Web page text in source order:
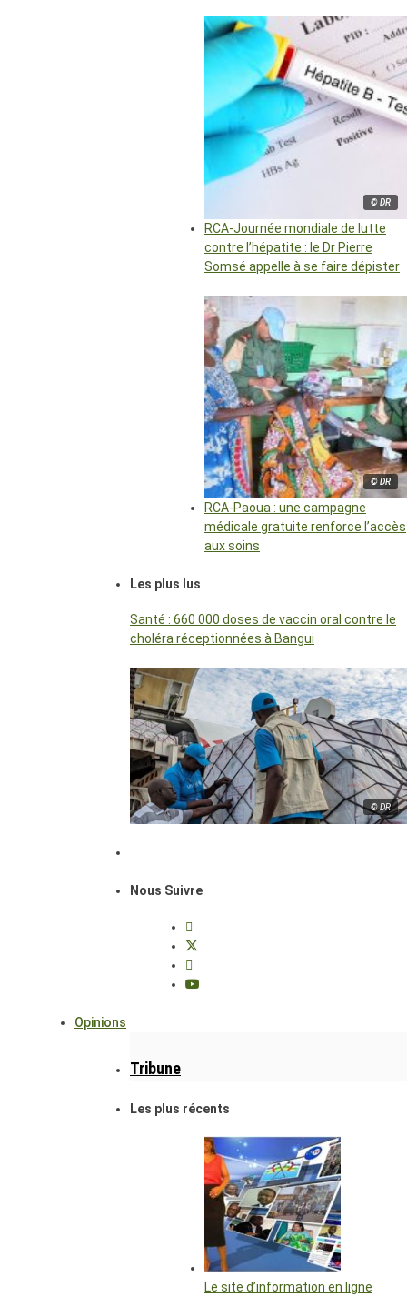
© DR
RCA-Journée mondiale de lutte
contre l’hépatite : le Dr Pierre
Somsé appelle à se faire dépister
© DR
RCA-Paoua : une campagne
médicale gratuite renforce l’accès
aux soins
Les plus lus
Santé : 660 000 doses de vaccin oral contre le
choléra réceptionnées à Bangui
© DR
Nous Suivre
Opinions
Tribune
Les plus récents
Le site d’information en ligne